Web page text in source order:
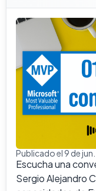
Publicado el 9 de
Escucha una
Sergio Alejandro